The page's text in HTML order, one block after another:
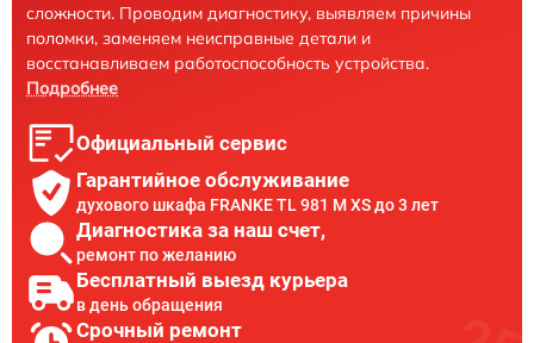
сложности. Проводим диагностику, выявляем причины
поломки, заменяем неисправные детали и
восстанавливаем работоспособность устройства.
Подробнее
Официальный сервис
Гарантийное обслуживание
духового шкафа FRANKE TL 981 M XS до 3 лет
Диагностика за наш счет,
ремонт по желанию
Бесплатный выезд курьера
в день обращения
Срочный ремонт